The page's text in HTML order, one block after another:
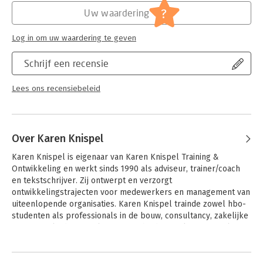
andere uitgebreide assessmentopdrachten op MyLab.
'Zakelijke communicatie - Schriftelijk' is geschikt voor
studenten in alle studierichtingen met vakken waarbij
schriftelijke communicatie centraal staat.
Schrijf een recensie
Lees ons recensiebeleid
Uw waardering ?
Log in om uw waardering te geven
Over Karen Knispel
Karen Knispel is eigenaar van Karen Knispel Training &
Ontwikkeling en werkt sinds 1990 als adviseur, trainer/coach
en tekstschrijver. Zij ontwerpt en verzorgt
ontwikkelingstrajecten voor medewerkers en management van
uiteenlopende organisaties. Karen Knispel trainde zowel hbo-
studenten als professionals in de bouw, consultancy, zakelijke
Communicatie - Mondeling, Zakelijke Communicatie -
Andere boeken door Karen Knispel